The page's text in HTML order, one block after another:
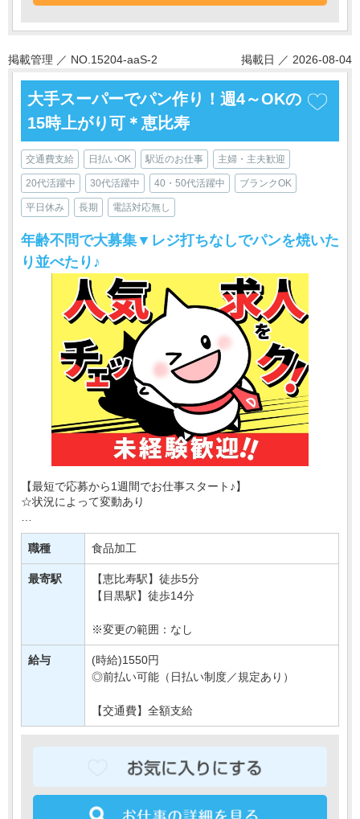
掲載管理 ／ NO.15204-aaS-2 掲載日 ／ 2026-08-04
大手スーパーでパン作り！週4～OKの
15時上がり可＊恵比寿
交通費支給 日払いOK 駅近のお仕事 主婦・主夫歓迎
20代活躍中 30代活躍中 40・50代活躍中 ブランクOK
平日休み 長期 電話対応無し
年齢不問で大募集▼レジ打ちなしでパンを焼いた
り並べたり♪
【最短で応募から1週間でお仕事スタート♪】
☆状況によって変動あり
恵比寿駅チカ徒歩5分！
きっと知ってるあの大手スーパーで、
ベーカリースタッフを大募集！
ピカピカのお店で、おいしいパンを焼き上げた・・・
職種 食品加工
最寄駅
【恵比寿駅】徒歩5分
【目黒駅】徒歩14分
※変更の範囲：なし
給与
(時給)1550円
◎前払い可能（日払い制度／規定あり）
【交通費】全額支給